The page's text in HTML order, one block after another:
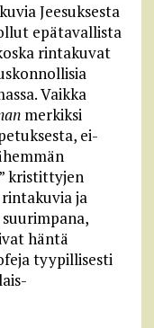
Jeesuksesta
epätavallista
rintakuvat
Vaikka
merkiksi
ei-
kristittyjen
ja
häntä
tyypillisesti